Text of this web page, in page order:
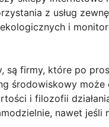
z usług
i
firmy, które po
środowiskowy
i filozofii
nawet jeśli